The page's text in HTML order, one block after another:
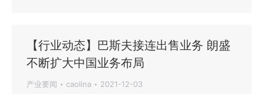
【行业动态】巴斯夫接连出售业务 朗盛
不断扩大中国业务布局
产业要闻 caolina 2021-12-03